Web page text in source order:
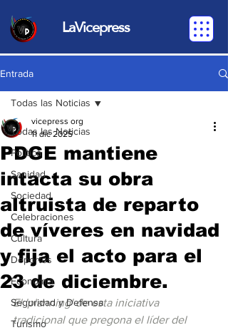
LaVicepress
Entrada
Todas las Noticias
Política
Sanidad
Sociedad
Celebraciones
Cultura
Deportes
Economia
Seguridad y Defensa
Turismo
Todas las Noticias
PDGE mantiene
intacta su obra
altruista de reparto
de víveres en navidad
y fija el acto para el
23 de diciembre.
vicepress org
11 dic 2025
El 'planning' de esta iniciativa
tradicional que pregona el líder del